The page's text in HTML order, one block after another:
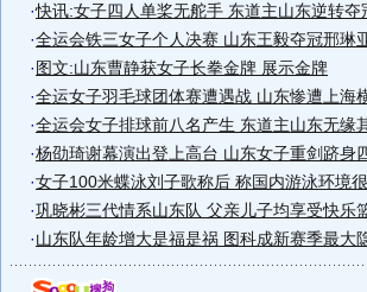
·快讯:女子四人单桨无舵手 东道主山东逆转夺
·全运会铁三女子个人决赛 山东王毅夺冠邢琳
· 图文:山东曹静获女子长拳金牌 展示金牌
·全运女子羽毛球团体赛遭遇战 山东惨遭上海
·全运会女子排球前八名产生 东道主山东无缘
·杨劭琦谢幕演出登上高台 山东女子重剑跻身
·女子100米蝶泳刘子歌称后 称国内游泳环境
·巩晓彬三代情系山东队 父亲儿子均享受快乐
·山东队年龄增大是福是祸 图科成新赛季最大